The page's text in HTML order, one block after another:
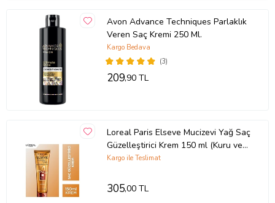
Avon Advance Techniques Parlaklık
Veren Saç Kremi 250 Ml.
(3)
Kargo Bedava
209,90 TL
Loreal Paris Elseve Mucizevi Yağ Saç
Güzelleştirici Krem 150 ml (Kuru ve
Sert Saçlar)
Kargo ile Teslimat
305,00 TL